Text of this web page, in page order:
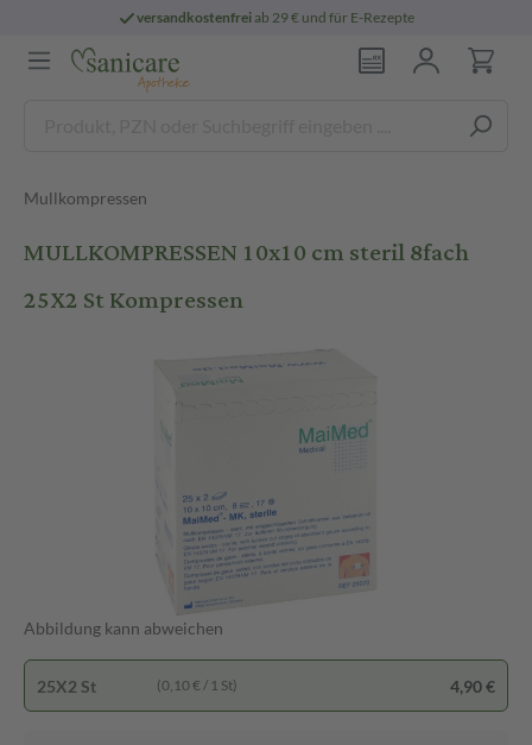
versandkostenfreiab 29 € und für E-Rezepte
Mullkompressen
MULLKOMPRESSEN 10x10 cm steril 8fach
25X2 St Kompressen
Abbildung kann abweichen
25X2 St (0,10 € / 1 St) 4,90 €